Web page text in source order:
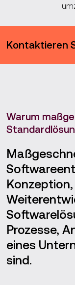
Kontaktieren
Warum
Prozesse,
eines
sind.